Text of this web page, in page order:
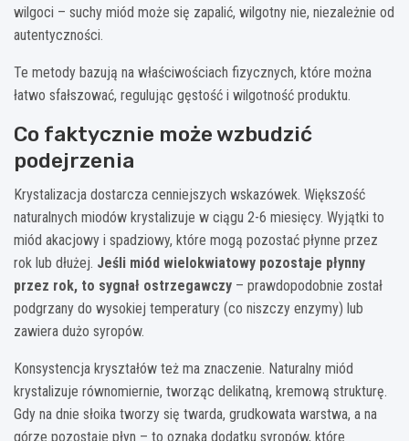
wilgoci – suchy miód może się zapalić, wilgotny nie, niezależnie od
autentyczności.
Te metody bazują na właściwościach fizycznych, które można
łatwo sfałszować, regulując gęstość i wilgotność produktu.
Co faktycznie może wzbudzić
podejrzenia
Krystalizacja dostarcza cenniejszych wskazówek. Większość
naturalnych miodów krystalizuje w ciągu 2-6 miesięcy. Wyjątki to
miód akacjowy i spadziowy, które mogą pozostać płynne przez
rok lub dłużej. Jeśli miód wielokwiatowy pozostaje płynny
przez rok, to sygnał ostrzegawczy – prawdopodobnie został
podgrzany do wysokiej temperatury (co niszczy enzymy) lub
zawiera dużo syropów.
Konsystencja kryształów też ma znaczenie. Naturalny miód
krystalizuje równomiernie, tworząc delikatną, kremową strukturę.
Gdy na dnie słoika tworzy się twarda, grudkowata warstwa, a na
górze pozostaje płyn – to oznaka dodatku syropów, które